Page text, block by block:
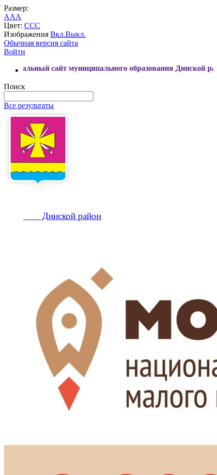
Размер:
AAA
Цвет: CCC
Изображения Вкл.Выкл.
Обычная версия сайта
Войти
муниципального образования Динской район
Поиск
Все результаты
Динской район